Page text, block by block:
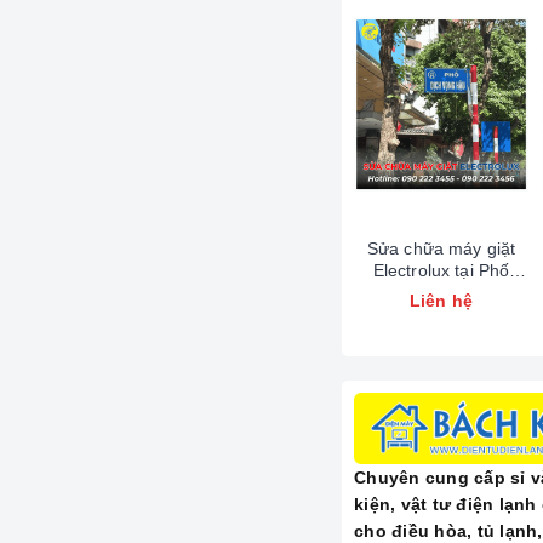
🛠️ Các Lỗi
Chúng tôi chuyên
STT
3
4
Sửa chữa máy giặt
Electrolux tại Phố
Dịch Vọng Hậu
0902223456
Liên hệ
Chuyên cung cấp sỉ
kiện, vật tư điện lạnh
cho điều hòa, tủ